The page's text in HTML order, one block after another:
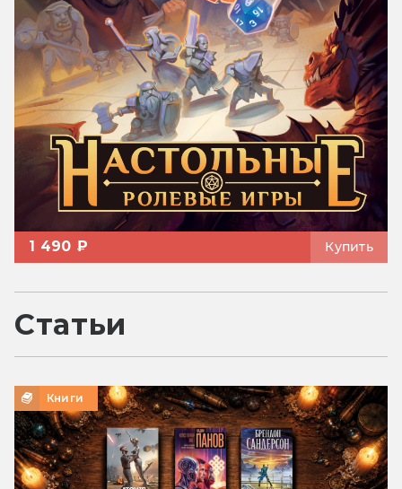
1 490 ₽ Купить
Статьи
Книги